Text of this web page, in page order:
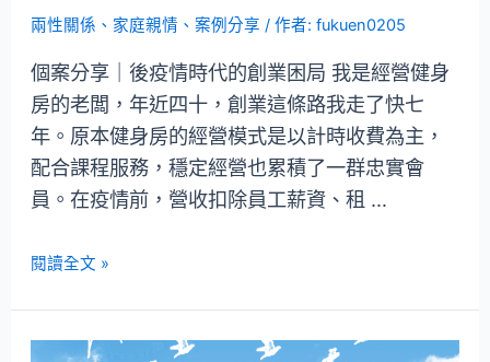
兩性關係 、 家庭親情 、案例分享 / 作者:fukuen0205
個案分享｜後疫情時代的創業困局 我是經營健身
房的老闆，年近四十，創業這條路我走了快七
年。原本健身房的經營模式是以計時收費為主，
配合課程服務，穩定經營也累積了一群忠實會
員。在疫情前，營收扣除員工薪資、租 …
閱讀全文 »